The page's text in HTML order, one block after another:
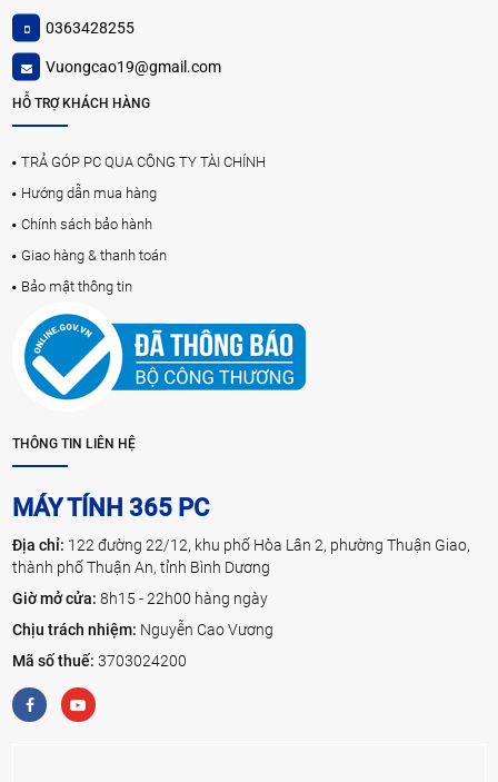
0363428255
Vuongcao19@gmail.com
HỖ TRỢ KHÁCH HÀNG
TRẢ GÓP PC QUA CÔNG TY TÀI CHÍNH
Hướng dẫn mua hàng
Chính sách bảo hành
Giao hàng & thanh toán
Bảo mật thông tin
THÔNG TIN LIÊN HỆ
MÁY TÍNH 365 PC
Địa chỉ: 122 đường 22/12, khu phố Hòa Lân 2, phường Thuận Giao,
thành phố Thuận An, tỉnh Bình Dương
Giờ mở cửa:8h15 - 22h00 hàng ngày
Chịu trách nhiệm: Nguyễn Cao Vương
Mã số thuế:3703024200